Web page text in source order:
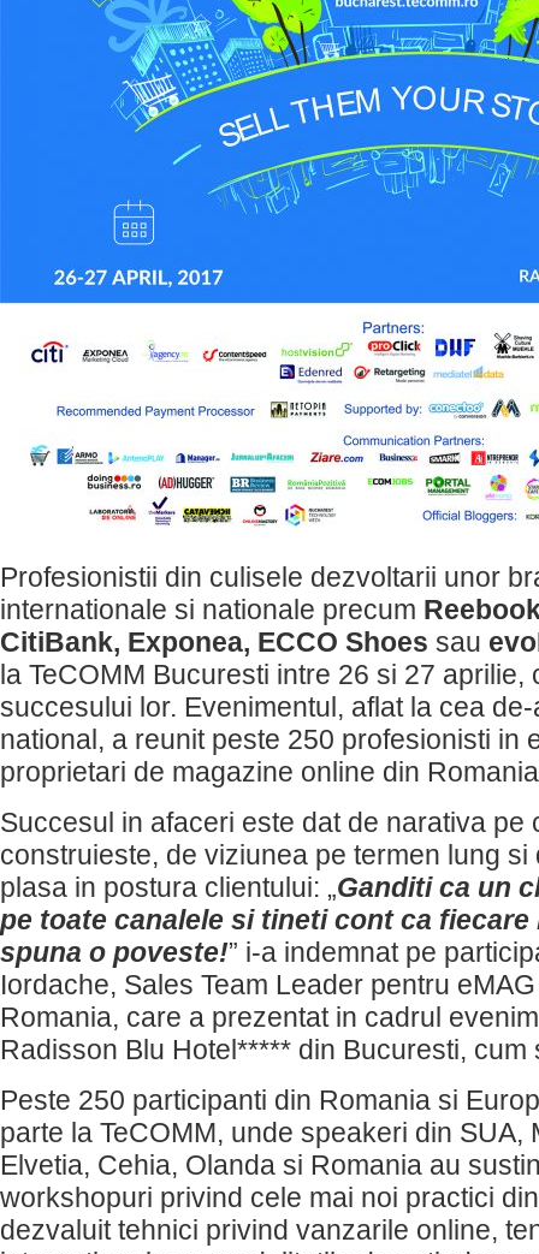
Profesionistii din culisele dezvoltarii unor
internationale si nationale precum
CitiBank, Exponea, ECCO Shoes sau
la TeCOMM Bucuresti intre 26 si 27 aprilie,
succesului lor. Evenimentul, aflat la cea
national, a reunit peste 250 profesionisti in
proprietari de magazine online din
Succesul in afaceri este dat de narativa pe
construieste, de viziunea pe termen lung si
plasa in postura clientului: „Ganditi ca un
pe toate canalele si tineti cont ca
spuna o poveste!” i-a indemnat pe
Iordache, Sales Team Leader pentru
Romania, care a prezentat in cadrul
Radisson Blu Hotel***** din Bucuresti, cum
Peste 250 participanti din Romania si
parte la TeCOMM, unde speakeri din SUA,
Elvetia, Cehia, Olanda si Romania au
workshopuri privind cele mai noi practici
dezvaluit tehnici privind vanzarile online,